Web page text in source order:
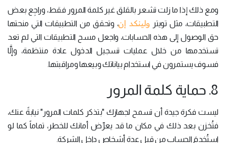
ومع ذلك إذا ما زلت تشعر بالقلق غير كلمة المرور فقط، وراجِع بعض
التطبيقات، مثل تويتر ولينكد إن، وتحقق من التطبيقات التي منحتها
حق الوصول إلى هذه الحسابات، واجعل مسح التطبيقات التي لم تعد
تستخدمها من خلال عمليات تسجيل الدخول عادة منتظمة، وإلَّا
فسوف يستمرون في استخدام بياناتك وبيعها ومراقبتها.
8. حماية كلمة المرور
ليست فكرة جيدة أن تسمح لجهازك "بتذكر كلمات المرور" نيابةً عنك،
فتُخزن بعد ذلك في مكان ما قد يعرِّض أمانك للخطر، تماماً كما لو
استُخدِمَ الحساب من قِبل عدة أشخاص داخل الشركة.